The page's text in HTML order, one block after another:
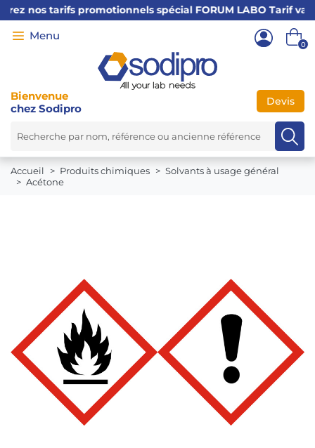
nos tarifs promotionnels spécial FORUM LABO Tarif
0
Devis
← ×
MATÉRIEL
DOCUMENTATION
+33
476
Bienvenue
chez Sodipro
Accueil Produits chimiques
Solvants à usage général
Acétone